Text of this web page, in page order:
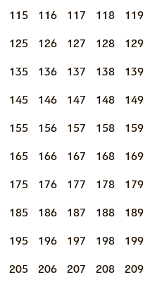
115 116 117 118 119
125 126 127 128 129
135 136 137 138 139
145 146 147 148 149
155 156 157 158 159
165 166 167 168 169
175 176 177 178 179
185 186 187 188 189
195 196 197 198 199
205 206 207 208 209